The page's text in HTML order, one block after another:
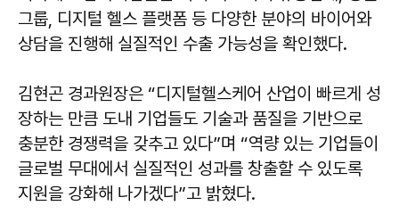
그룹, 디지털 헬스 플랫폼 등 다양한 분야의 바이어와
상담을 진행해 실질적인 수출 가능성을 확인했다.
김현곤 경과원장은 “디지털헬스케어 산업이 빠르게 성
장하는 만큼 도내 기업들도 기술과 품질을 기반으로
충분한 경쟁력을 갖추고 있다”며 “역량 있는 기업들이
글로벌 무대에서 실질적인 성과를 창출할 수 있도록
지원을 강화해 나가겠다”고 밝혔다.